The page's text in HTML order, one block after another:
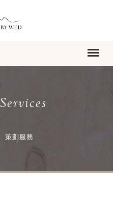
Services
策劃服務